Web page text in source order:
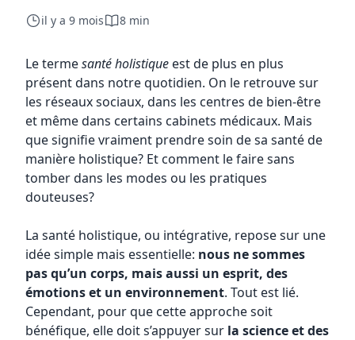
il y a 9 mois 8 min
Le termesanté holistique est de plus en plus
présent dans notre quotidien. On le retrouve sur
les réseaux sociaux, dans les centres de bien-être
et même dans certains cabinets médicaux. Mais
que signifie vraiment prendre soin de sa santé de
manière holistique? Et comment le faire sans
tomber dans les modes ou les pratiques
douteuses?
La santé holistique, ou intégrative, repose sur une
idée simple mais essentielle: nous ne sommes
pas qu’un corps, mais aussi un esprit, des
émotions et un environnement. Tout est lié.
Cependant, pour que cette approche soit
bénéfique, elle doit s’appuyer sur la science et des